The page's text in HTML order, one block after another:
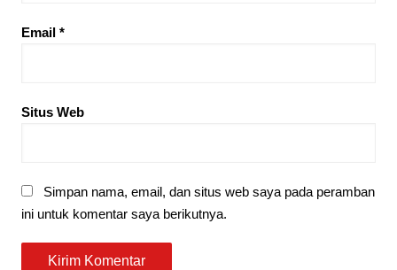
Email *
Situs Web
Simpan nama, email, dan situs web saya pada peramban
ini untuk komentar saya berikutnya.